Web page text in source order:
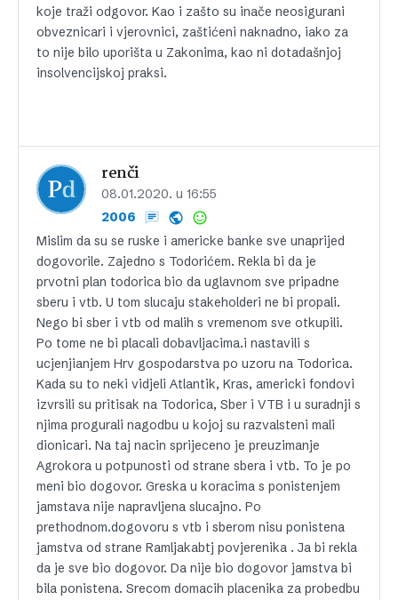
koje traži odgovor. Kao i zašto su inače neosigurani
obveznicari i vjerovnici, zaštićeni naknadno, iako za
to nije bilo uporišta u Zakonima, kao ni dotadašnjoj
insolvencijskoj praksi.
renči
08.01.2020. u 16:55
2006
Mislim da su se ruske i americke banke sve unaprijed
dogovorile. Zajedno s Todorićem. Rekla bi da je
prvotni plan todorica bio da uglavnom sve pripadne
sberu i vtb. U tom slucaju stakeholderi ne bi propali.
Nego bi sber i vtb od malih s vremenom sve otkupili.
Po tome ne bi placali dobavljacima.i nastavili s
ucjenjianjem Hrv gospodarstva po uzoru na Todorica.
Kada su to neki vidjeli Atlantik, Kras, americki fondovi
izvrsili su pritisak na Todorica, Sber i VTB i u suradnji s
njima progurali nagodbu u kojoj su razvalsteni mali
dionicari. Na taj nacin sprijeceno je preuzimanje
Agrokora u potpunosti od strane sbera i vtb. To je po
meni bio dogovor. Greska u koracima s ponistenjem
jamstava nije napravljena slucajno. Po
prethodnom.dogovoru s vtb i sberom nisu ponistena
jamstva od strane Ramljakabtj povjerenika . Ja bi rekla
da je sve bio dogovor. Da nije bio dogovor jamstva bi
bila ponistena. Srecom domacih placenika za probedbu